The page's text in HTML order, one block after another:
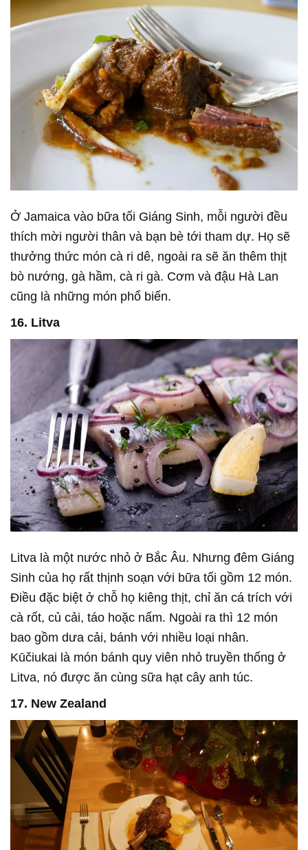
Ở Jamaica vào bữa tối Giáng Sinh, mỗi người đều
thích mời người thân và bạn bè tới tham dự. Họ sẽ
thưởng thức món cà ri dê, ngoài ra sẽ ăn thêm thịt
bò nướng, gà hầm, cà ri gà. Cơm và đậu Hà Lan
cũng là những món phổ biến.
16. Litva
Litva là một nước nhỏ ở Bắc Âu. Nhưng đêm Giáng
Sinh của họ rất thịnh soạn với bữa tối gồm 12 món.
Điều đặc biệt ở chỗ họ kiêng thịt, chỉ ăn cá trích với
cà rốt, củ cải, táo hoặc nấm. Ngoài ra thì 12 món
bao gồm dưa cải, bánh với nhiều loại nhân.
Kūčiukai là món bánh quy viên nhỏ truyền thống ở
Litva, nó được ăn cùng sữa hạt cây anh túc.
17. New Zealand